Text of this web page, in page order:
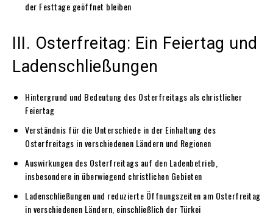
der Festtage geöffnet bleiben
III. Osterfreitag: Ein Feiertag und
Ladenschließungen
Hintergrund und Bedeutung des Osterfreitags als christlicher
Feiertag
Verständnis für die Unterschiede in der Einhaltung des
Osterfreitags in verschiedenen Ländern und Regionen
Auswirkungen des Osterfreitags auf den Ladenbetrieb,
insbesondere in überwiegend christlichen Gebieten
Ladenschließungen und reduzierte Öffnungszeiten am Osterfreitag
in verschiedenen Ländern, einschließlich der Türkei